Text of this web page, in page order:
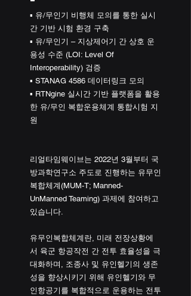
▪ 유/무인기 비행체 모의를 통한 실시
간 기반 시험 환경 구축
▪ 유/무인기 – 지상제어기 간 상호 운
용성 수준 (LOI: Level Of
Interoperability) 검증
▪ STANAG 4586 데이터링크 모의
▪ RTNgine 실시간 기반 플랫폼을 활용
한 유/무인 복합운용체계 통합시험 지
원
리얼타임웨이브는 2022년 3월부터 국
방과학연구소 주도로 진행하는 유무인
복합체계(MUM-T; Manned-
UnManned Teaming) 과제에 참여하고
있습니다.
유무인복합체계란, 미래 전장상황에
서 육군 항공작전 간 전투 효율성을 극
대화하며, 조종사 및 유인헬기의 생존
성을 향상시키기 위해 유인헬기와 무
인항공기를 복합적으로 운용하는 전투